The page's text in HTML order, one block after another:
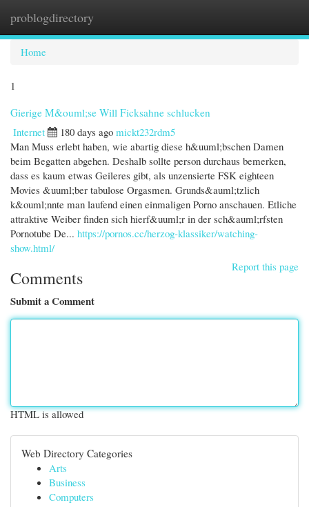
problogdirectory
Home
1
Gierige M&ouml;se Will Ficksahne schlucken
Internet
180 days ago mickt232rdm5
Man Muss erlebt haben, wie abartig diese h&uuml;bschen Damen
beim Begatten abgehen. Deshalb sollte person durchaus bemerken,
dass es kaum etwas Geileres gibt, als unzensierte FSK eighteen
Movies &uuml;ber tabulose Orgasmen. Grunds&auml;tzlich
k&ouml;nnte man laufend einen einmaligen Porno anschauen. Etliche
attraktive Weiber finden sich hierf&uuml;r in der sch&auml;rfsten
Pornotube De... https://pornos.cc/herzog-klassiker/watching-
show.html/
Report this page
Comments
Submit a Comment
HTML is allowed
Web Directory Categories
Arts
Business
Computers